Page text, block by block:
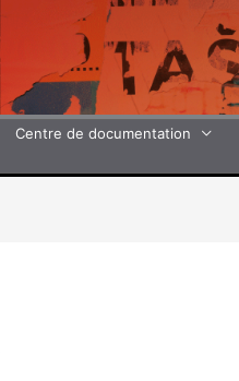
Centre de documentation